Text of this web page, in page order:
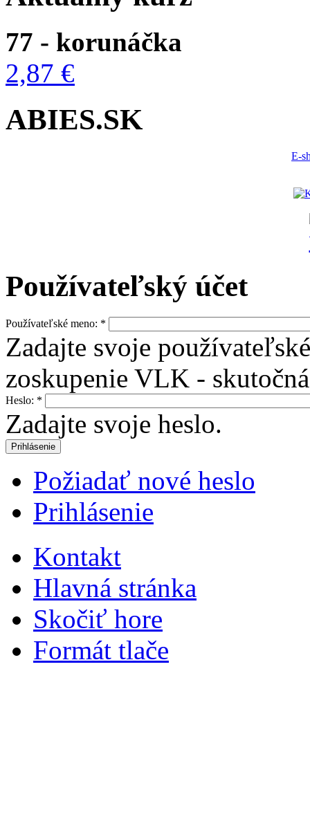
77 - korunáčka
2,87 €
ABIES.SK
E-
Používateľský účet
Používateľské meno: *
Zadajte svoje
zoskupenie VLK -
Heslo: *
Zadajte svoje heslo.
Požiadať nové heslo
Prihlásenie
Kontakt
Hlavná stránka
Skočiť hore
Formát tlače